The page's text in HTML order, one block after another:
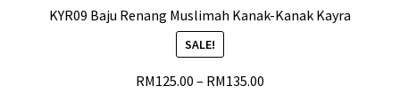
KYR09 Baju Renang Muslimah Kanak-Kanak Kayra
SALE!
RM125.00 – RM135.00